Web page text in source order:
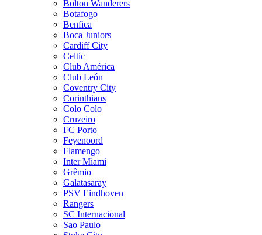
Bolton Wanderers
Botafogo
Benfica
Boca Juniors
Cardiff City
Celtic
Club América
Club León
Coventry City
Corinthians
Colo Colo
Cruzeiro
FC Porto
Feyenoord
Flamengo
Inter Miami
Grêmio
Galatasaray
PSV Eindhoven
Rangers
SC Internacional
Sao Paulo